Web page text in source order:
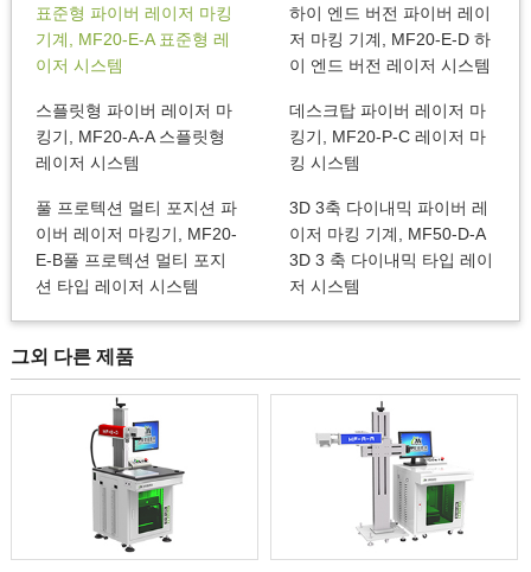
표준형 파이버 레이저 마킹
기계, MF20-E-A 표준형 레
이저 시스템
하이 엔드 버전 파이버 레이
저 마킹 기계, MF20-E-D 하
이 엔드 버전 레이저 시스템
스플릿형 파이버 레이저 마
킹기, MF20-A-A 스플릿형
레이저 시스템
데스크탑 파이버 레이저 마
킹기, MF20-P-C 레이저 마
킹 시스템
풀 프로텍션 멀티 포지션 파
이버 레이저 마킹기, MF20-
E-B풀 프로텍션 멀티 포지
션 타입 레이저 시스템
3D 3축 다이내믹 파이버 레
이저 마킹 기계, MF50-D-A
3D 3 축 다이내믹 타입 레이
저 시스템
그외 다른 제품